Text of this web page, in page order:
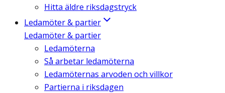
Hitta äldre riksdagstryck
Ledamöter & partier
Ledamöter & partier
Ledamöterna
Så arbetar ledamöterna
Ledamöternas arvoden och villkor
Partierna i riksdagen